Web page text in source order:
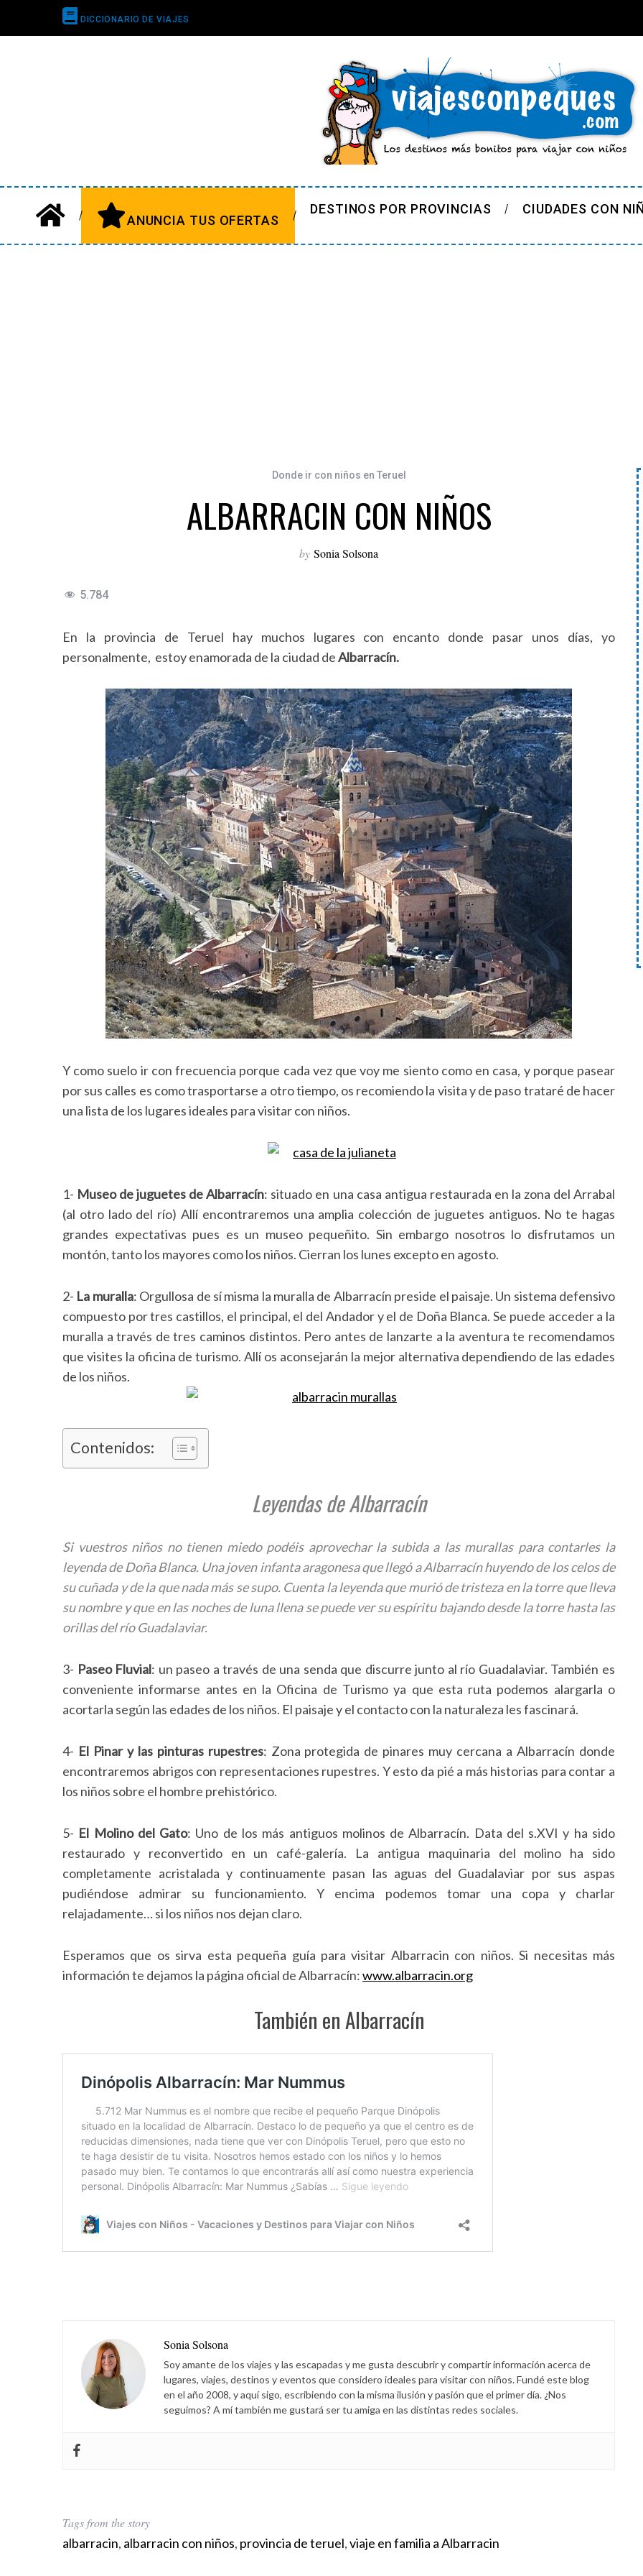
DICCIONARIO DE VIAJES
ANUNCIA TUS OFERTAS
DESTINOS POR PROVINCIAS CIUDADES CON
Donde ir con niños en Teruel
ALBARRACIN CON NIÑOS
by Sonia Solsona
5.784
En la provincia de Teruel hay muchos lugares con encanto donde pasar unos días, yo
personalmente, estoy enamorada de la ciudad deAlbarracín.
Y como suelo ir con frecuencia porque cada vez que voy me siento como en casa, y porque pasear
por sus calles es como trasportarse a otro tiempo, os recomiendo la visita y de paso trataré de hacer
una lista de los lugares ideales para visitar con niños.
1- Museo de juguetes de Albarracín: situado en una casa antigua restaurada en la zona del Arrabal
(al otro lado del río) Allí encontraremos una amplia colección de juguetes antiguos. No te hagas
grandes expectativas pues es un museo pequeñito. Sin embargo nosotros lo disfrutamos un
montón, tanto los mayores como los niños. Cierran los lunes excepto en agosto.
2- La muralla: Orgullosa de sí misma la muralla de Albarracín preside el paisaje. Un sistema defensivo
compuesto por tres castillos, el principal, el del Andador y el de Doña Blanca. Se puede acceder a la
muralla a través de tres caminos distintos. Pero antes de lanzarte a la aventura te recomendamos
que visites la oficina de turismo. Allí os aconsejarán la mejor alternativa dependiendo de las edades
de los niños.
Contenidos:
Leyendas de Albarracín
Si vuestros niños no tienen miedo podéis aprovechar la subida a las murallas para contarles la
leyenda de Doña Blanca. Una joven infanta aragonesa que llegó a Albarracín huyendo de los celos de
su cuñada y de la que nada más se supo. Cuenta la leyenda que murió de tristeza en la torre que lleva
su nombre y que en las noches de luna llena se puede ver su espíritu bajando desde la torre hasta las
orillas del río Guadalaviar.
3- Paseo Fluvial: un paseo a través de una senda que discurre junto al río Guadalaviar. También es
conveniente informarse antes en la Oficina de Turismo ya que esta ruta podemos alargarla o
acortarla según las edades de los niños. El paisaje y el contacto con la naturaleza les fascinará.
4- El Pinar y las pinturas rupestres: Zona protegida de pinares muy cercana a Albarracín donde
encontraremos abrigos con representaciones rupestres. Y esto da pié a más historias para contar a
los niños sobre el hombre prehistórico.
5- El Molino del Gato: Uno de los más antiguos molinos de Albarracín. Data del s.XVI y ha sido
restaurado y reconvertido en un café-galería. La antigua maquinaria del molino ha sido
completamente acristalada y continuamente pasan las aguas del Guadalaviar por sus aspas
pudiéndose admirar su funcionamiento. Y encima podemos tomar una copa y charlar
relajadamente… si los niños nos dejan claro.
Esperamos que os sirva esta pequeña guía para visitar Albarracin con niños. Si necesitas más
información te dejamos la página oficial de Albarracín:www.albarracin.org
También en Albarracín
Sonia Solsona
Soy amante de los viajes y las escapadas y me gusta descubrir y compartir información acerca de
lugares, viajes, destinos y eventos que considero ideales para visitar con niños. Fundé este blog
en el año 2008, y aquí sigo, escribiendo con la misma ilusión y pasión que el primer día. ¿Nos
seguimos? A mí también me gustará ser tu amiga en las distintas redes sociales.
Tags from the story
albarracin, albarracin con niños, provincia de teruel,viaje en familia a Albarracin
e
a
h
: